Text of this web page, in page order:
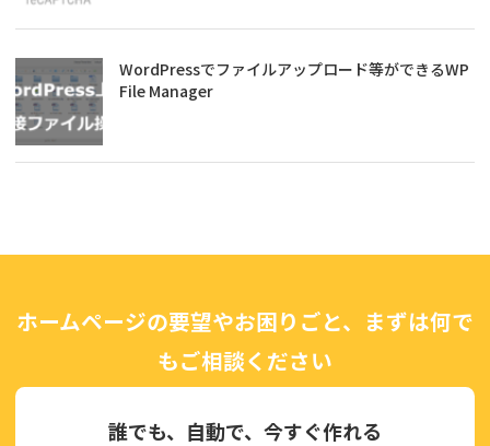
WordPressでファイルアップロード等ができるWP
File Manager
ホームページの要望やお困りごと、まずは何で
もご相談ください
誰でも、自動で、今すぐ作れる